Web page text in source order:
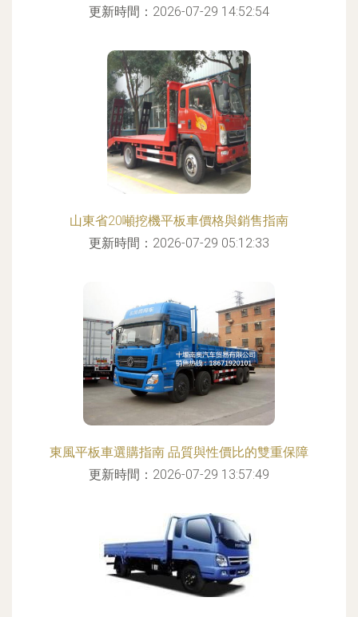
更新時間：2026-07-29 14:52:54
山東省20噸挖機平板車價格與銷售指南
更新時間：2026-07-29 05:12:33
東風平板車選購指南 品質與性價比的雙重保障
更新時間：2026-07-29 13:57:49